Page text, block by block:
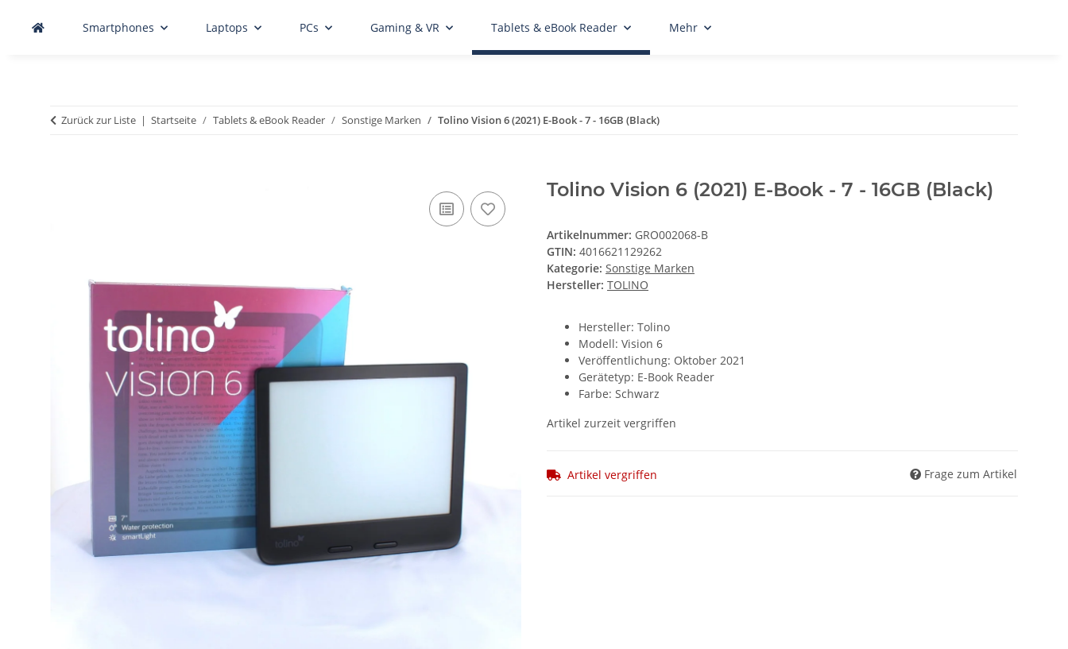
Smartphones Laptops PCs Gaming & VR Tablets & eBook Reader Mehr
Zurück zur Liste Startseite Tablets & eBook Reader Sonstige Marken Tolino Vision 6 (2021) E-Book - 7 - 16GB (Black)
Tolino Vision 6 (2021) E-Book - 7 - 16GB (Black)
Artikelnummer: GRO002068-B
GTIN: 4016621129262
Kategorie: Sonstige Marken
Hersteller: TOLINO
Hersteller: Tolino
Modell: Vision 6
Veröffentlichung: Oktober 2021
Gerätetyp: E-Book Reader
Farbe: Schwarz
Artikel zurzeit vergriffen
Artikel vergriffen Frage zum Artikel